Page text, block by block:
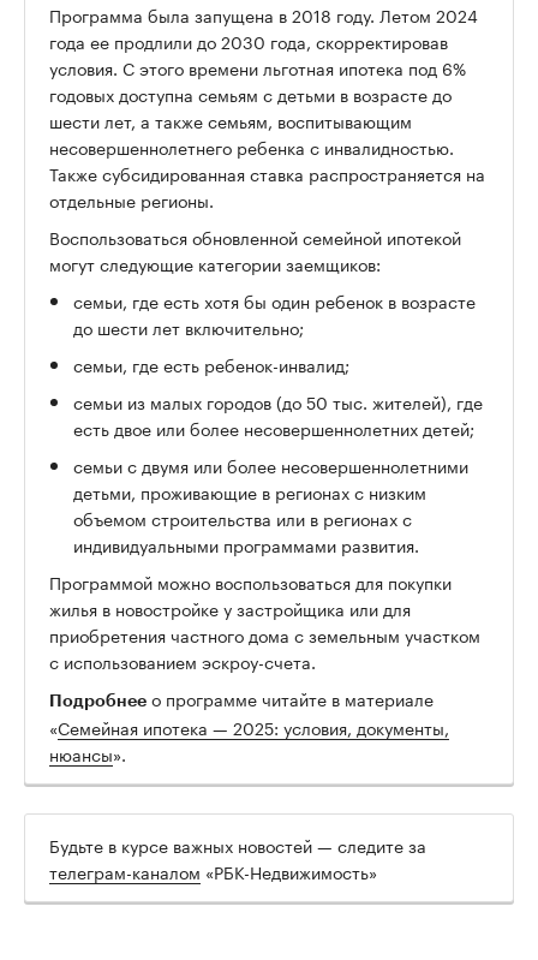
Программа была запущена в 2018 году. Летом 2024
года ее продлили до 2030 года, скорректировав
условия. С этого времени льготная ипотека под 6%
годовых доступна семьям с детьми в возрасте до
шести лет, а также семьям, воспитывающим
несовершеннолетнего ребенка с инвалидностью.
Также субсидированная ставка распространяется на
отдельные регионы.
Воспользоваться обновленной семейной ипотекой
могут следующие категории заемщиков:
семьи, где есть хотя бы один ребенок в возрасте
до шести лет включительно;
семьи, где есть ребенок-инвалид;
семьи из малых городов (до 50 тыс. жителей), где
есть двое или более несовершеннолетних детей;
семьи с двумя или более несовершеннолетними
детьми, проживающие в регионах с низким
объемом строительства или в регионах с
индивидуальными программами развития.
Программой можно воспользоваться для покупки
жилья в новостройке у застройщика или для
приобретения частного дома с земельным участком
с использованием эскроу-счета.
Подробнее о программе читайте в материале
«Семейная ипотека — 2025: условия, документы,
нюансы».
Будьте в курсе важных новостей — следите за
телеграм-каналом «РБК-Недвижимость»